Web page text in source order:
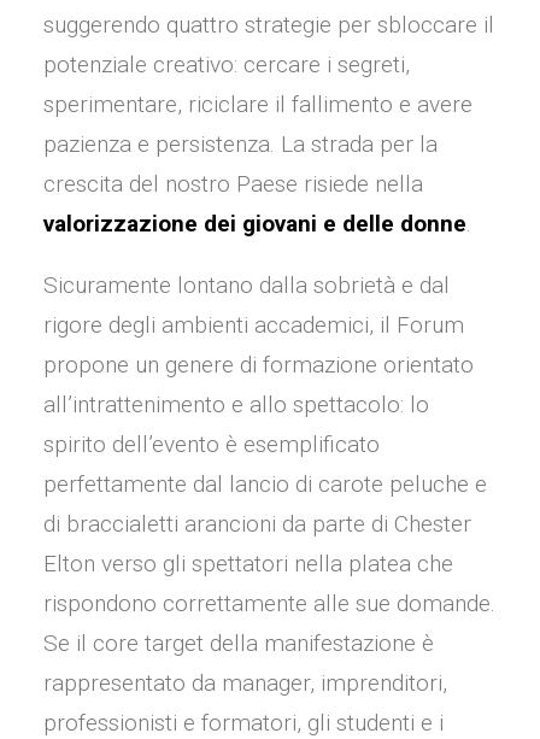
suggerendo quattro strategie per sbloccare il
potenziale creativo: cercare i segreti,
sperimentare, riciclare il fallimento e avere
pazienza e persistenza. La strada per la
crescita del nostro Paese risiede nella
valorizzazione dei giovani e delle donne.
Sicuramente lontano dalla sobrietà e dal
rigore degli ambienti accademici, il Forum
propone un genere di formazione orientato
all’intrattenimento e allo spettacolo: lo
spirito dell’evento è esemplificato
perfettamente dal lancio di carote peluche e
di braccialetti arancioni da parte di Chester
Elton verso gli spettatori nella platea che
rispondono correttamente alle sue domande.
Se il core target della manifestazione è
rappresentato da manager, imprenditori,
professionisti e formatori, gli studenti e i